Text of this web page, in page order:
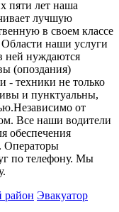
пяти лет наша
лучшую
в своем классе
наши услуги
ней нуждаются
(опоздания)
- техники не только
и пунктуальны,
от
Все наши водители
обеспечения
Операторы
по телефону. Мы
район Эвакуатор